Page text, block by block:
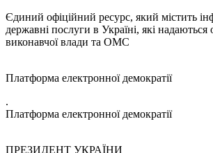
Єдиний офіційний ресурс, який містить
державні послуги в Україні, які надаються
виконавчої влади та ОМС
Платформа електронної демократії
.
Платформа електронної демократії
ПРЕЗИДЕНТ УКРАЇНИ